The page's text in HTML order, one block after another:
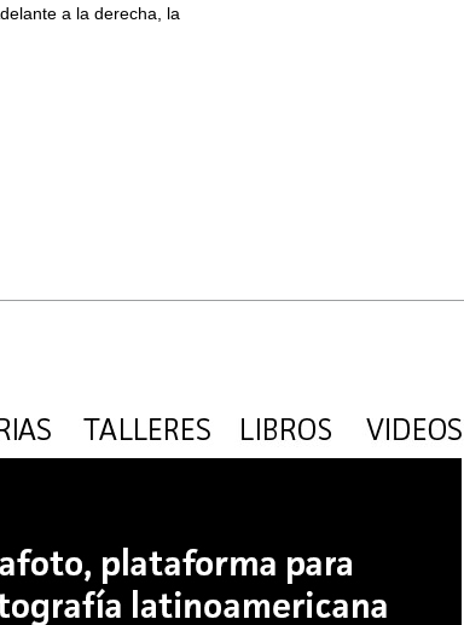
a la derecha, la